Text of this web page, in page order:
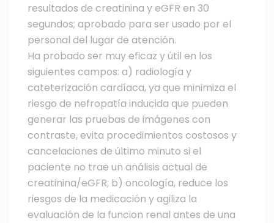
resultados de creatinina y eGFR en 30
segundos; aprobado para ser usado por el
personal del lugar de atención.
Ha probado ser muy eficaz y útil en los
siguientes campos: a) radiología y
cateterización cardíaca, ya que minimiza el
riesgo de nefropatía inducida que pueden
generar las pruebas de imágenes con
contraste, evita procedimientos costosos y
cancelaciones de último minuto si el
paciente no trae un análisis actual de
creatinina/eGFR; b) oncología, reduce los
riesgos de la medicación y agiliza la
evaluación de la funcion renal antes de una